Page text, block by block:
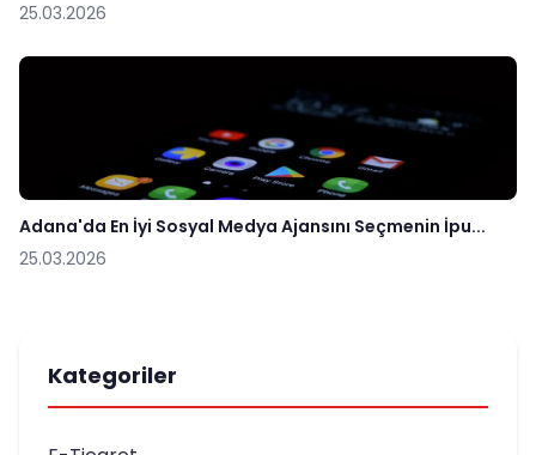
25.03.2026
Adana'da En İyi Sosyal Medya Ajansını Seçmenin İpu...
25.03.2026
Kategoriler